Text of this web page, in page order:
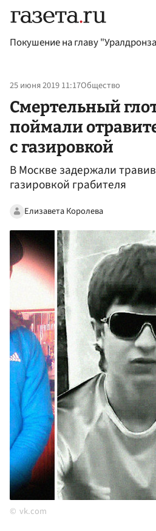
Покушение на главу
25 июня 2019 11:17Общество
Смертельный
поймали
с газировкой
В Москве задержали
газировкой грабителя
Елизавета Королева
vk.com